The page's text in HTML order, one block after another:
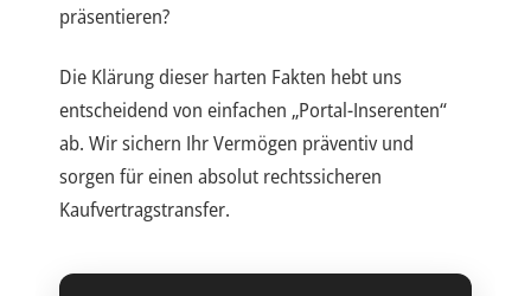
präsentieren?
Die Klärung dieser harten Fakten hebt uns
entscheidend von einfachen „Portal-Inserenten“
ab. Wir sichern Ihr Vermögen präventiv und
sorgen für einen absolut rechtssicheren
Kaufvertragstransfer.